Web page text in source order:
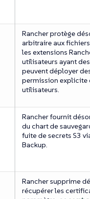
Rancher protège
arbitraire aux
les extensions
utilisateurs ayant
peuvent déployer
permission explicite
utilisateurs.
Rancher fournit
du chart de
fuite de secrets S3
Backup.
Rancher supprime
récupérer les